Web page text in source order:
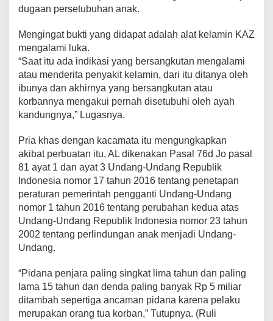
dugaan persetubuhan anak.
Mengingat bukti yang didapat adalah alat kelamin KAZ
mengalami luka.
“Saat itu ada indikasi yang bersangkutan mengalami
atau menderita penyakit kelamin, dari itu ditanya oleh
ibunya dan akhirnya yang bersangkutan atau
korbannya mengakui pernah disetubuhi oleh ayah
kandungnya,” Lugasnya.
Pria khas dengan kacamata itu mengungkapkan
akibat perbuatan itu, AL dikenakan Pasal 76d Jo pasal
81 ayat 1 dan ayat 3 Undang-Undang Republik
Indonesia nomor 17 tahun 2016 tentang penetapan
peraturan pemerintah pengganti Undang-Undang
nomor 1 tahun 2016 tentang perubahan kedua atas
Undang-Undang Republik Indonesia nomor 23 tahun
2002 tentang perlindungan anak menjadi Undang-
Undang.
“Pidana penjara paling singkat lima tahun dan paling
lama 15 tahun dan denda paling banyak Rp 5 miliar
ditambah sepertiga ancaman pidana karena pelaku
merupakan orang tua korban,” Tutupnya. (Ruli